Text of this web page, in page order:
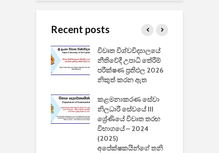
Recent posts
විවෘත විශ්වවිද්‍යාලයේ
නීතිවේදී උපාධි තේරීම්
පරීක්ෂණ ප්‍රතිඵල 2026
නිකුත් කරන ඇත
කළමනාකරණ සේවා
නිලධාරී සේවයේ III
ශ්‍රේණියේ විවෘත තරඟ
විභාගයේ – 2024
(2025)
අපේක්ෂකයින්ගේ තනි